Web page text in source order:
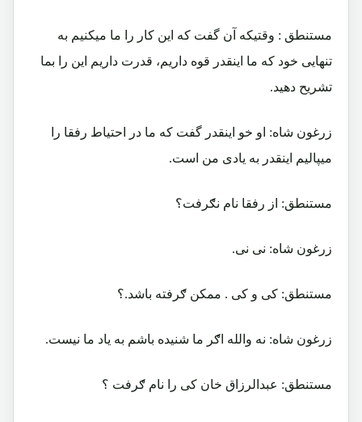
مستنطق : وقتیکه آن گفت که این کار را ما میکنیم به
تنهایی خود که ما اینقدر قوه داریم، قدرت داریم این را بما
تشریح دهید.
زرغون شاه: او خو اینقدر گفت که ما در احتیاط رفقا را
میپالیم اینقدر به یادی من است.
مستنطق: از رفقا نام نګرفت؟
زرغون شاه: نی نی.
مستنطق: کی و کی . ممکن ګرفته باشد.؟
زرغون شاه: نه والله اګر ما شنیده باشم به یاد ما نیست.
مستنطق: عبدالرزاق خان کی را نام ګرفت ؟